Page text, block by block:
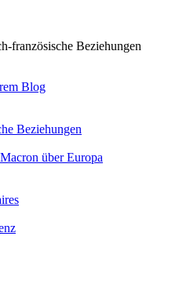
französische Beziehungen
Blog
Beziehungen
über Europa